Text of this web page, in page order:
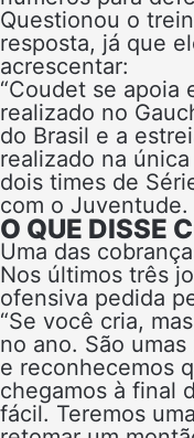
Questionou o
resposta, já que
acrescentar:
“Coudet se apoia
realizado no
do Brasil e a
realizado na
dois times de
com o Juventude.
O QUE DISSE
Uma das
Nos últimos três
ofensiva pedida
“Se você cria,
no ano. São
e reconhecemos
chegamos à final
fácil. Teremos